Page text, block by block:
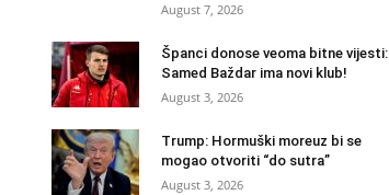
August 7, 2026
Španci donose veoma bitne vijesti:
Samed Baždar ima novi klub!
August 3, 2026
Trump: Hormuški moreuz bi se
mogao otvoriti “do sutra”
August 3, 2026